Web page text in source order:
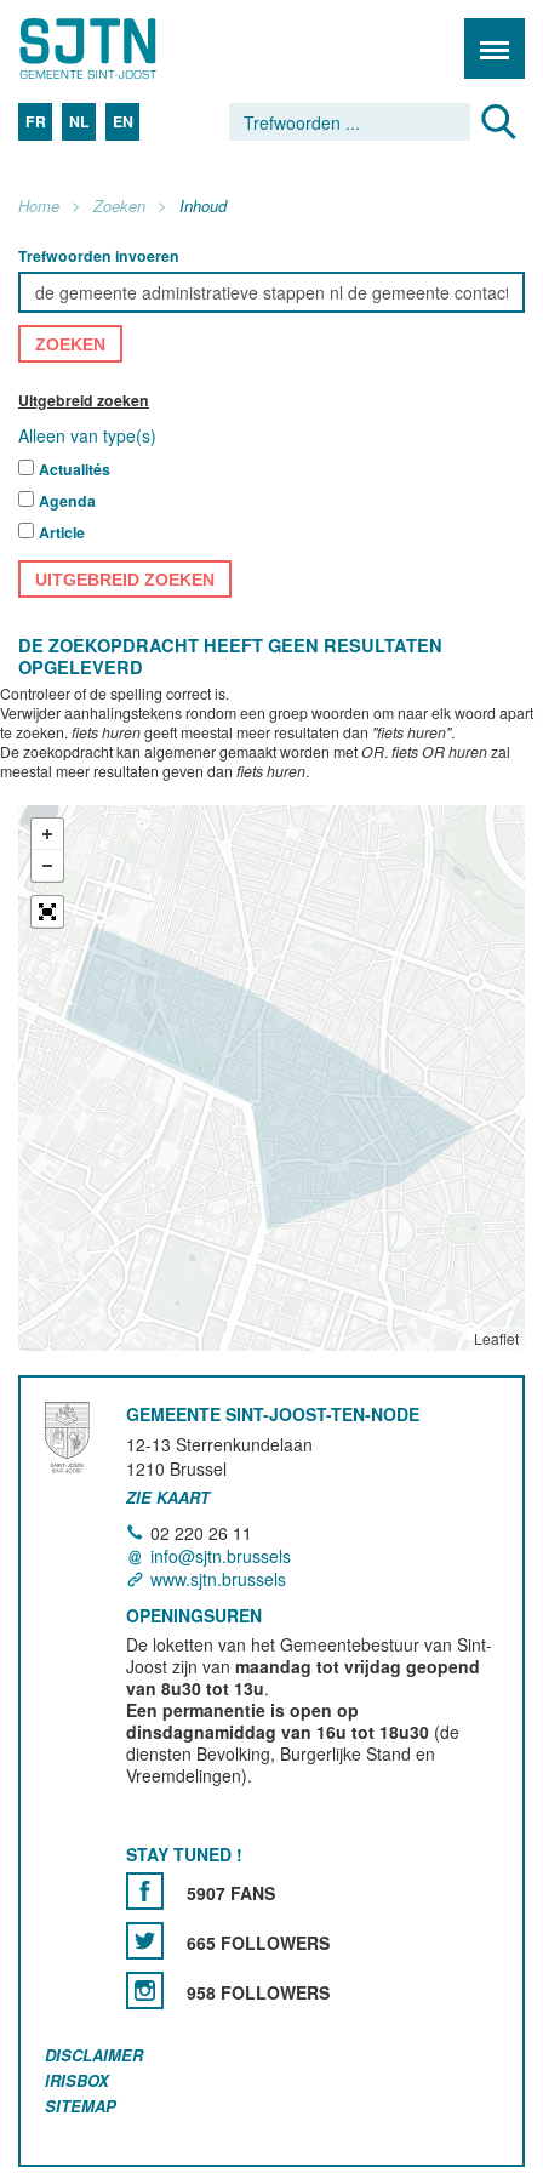
FR NL EN
Home Zoeken Inhoud
Trefwoorden invoeren
ZOEKEN
Uitgebreid zoeken
Alleen van type(s)
Actualités
Agenda
Article
UITGEBREID ZOEKEN
DE ZOEKOPDRACHT HEEFT GEEN RESULTATEN
OPGELEVERD
Controleer of de spelling correct is.
Verwijder aanhalingstekens rondom een groep woorden om naar elk woord apart
te zoeken. fiets hurengeeft meestal meer resultaten dan "fiets huren".
De zoekopdracht kan algemener gemaakt worden metOR. fiets OR hurenzal
meestal meer resultaten geven dan fiets huren.
Leaflet
GEMEENTE SINT-JOOST-TEN-NODE
12-13 Sterrenkundelaan
1210 Brussel
ZIE KAART
02 220 26 11
info@sjtn.brussels
www.sjtn.brussels
OPENINGSUREN
De loketten van het Gemeentebestuur van Sint-
Joost zijn vanmaandag tot vrijdag geopend
van 8u30 tot 13u.
Een permanentie is open op
dinsdagnamiddag van 16u tot 18u30 (de
diensten Bevolking, Burgerlijke Stand en
Vreemdelingen).
STAY TUNED !
5907 FANS
665 FOLLOWERS
958 FOLLOWERS
DISCLAIMER
IRISBOX
SITEMAP